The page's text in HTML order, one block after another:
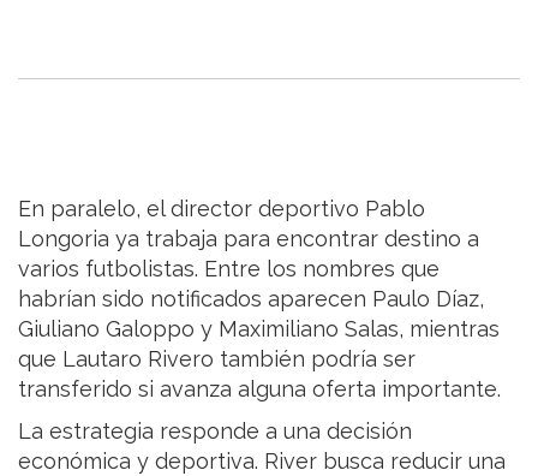
En paralelo, el director deportivo Pablo
Longoria ya trabaja para encontrar destino a
varios futbolistas. Entre los nombres que
habrían sido notificados aparecen Paulo Díaz,
Giuliano Galoppo y Maximiliano Salas, mientras
que Lautaro Rivero también podría ser
transferido si avanza alguna oferta importante.
La estrategia responde a una decisión
económica y deportiva. River busca reducir una